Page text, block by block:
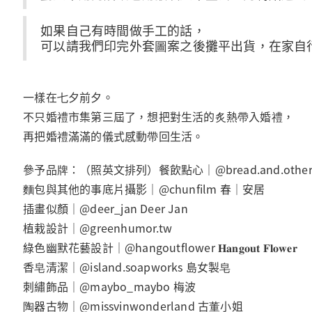
如果自己有時間做手工的話，
可以請我們印完外套圖案之後攤平出貨，在家自
一樣在七夕前夕。
不只婚禮市集第三屆了，想把對生活的炙熱帶入婚禮，
再把婚禮滿滿的儀式感動帶回生活。
參予品牌：（照英文排列）餐飲點心｜
麵包與其他的事底片攝影｜@chunfilm 春｜安居
插畫似顏｜@deer_jan Deer Jan
植栽設計｜@greenhumor.tw
綠色幽默花藝設計｜@hangoutflower 𝐇𝐚𝐧𝐠𝐨𝐮𝐭 𝐅𝐥𝐨𝐰𝐞𝐫
香皂清潔｜@island.soapworks 島女製皂
刺繡飾品｜@maybo_maybo 梅波
陶器古物｜@missvinwonderland 古董小姐